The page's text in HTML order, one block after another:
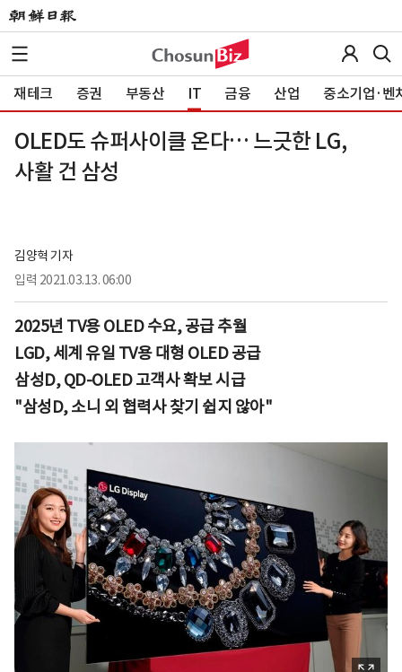
재테크 증권 부동산 IT 금융 산업 중소기업·벤
OLED도 슈퍼사이클 온다… 느긋한 LG,
사활 건 삼성
김양혁 기자
입력 2021.03.13. 06:00
2025년 TV용 OLED 수요, 공급 추월
LGD, 세계 유일 TV용 대형 OLED 공급
삼성D, QD-OLED 고객사 확보 시급
"삼성D, 소니 외 협력사 찾기 쉽지 않아"